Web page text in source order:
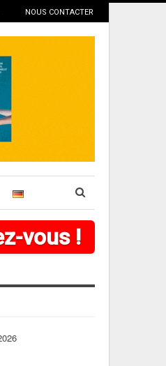
NOUS CONTACTER
vous !